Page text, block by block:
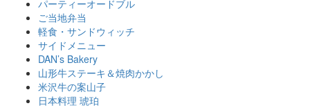
パーティーオードブル
ご当地弁当
軽食・サンドウィッチ
サイドメニュー
DAN’s Bakery
山形牛ステーキ＆焼肉かかし
米沢牛の案山子
日本料理 琥珀